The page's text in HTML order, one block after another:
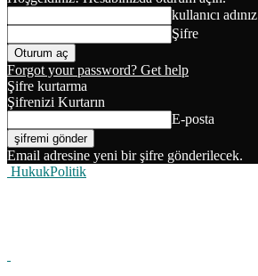
kullanıcı adınız
Şifre
Forgot your password? Get help
Şifre kurtarma
Şifrenizi Kurtarın
E-posta
Email adresine yeni bir şifre gönderilecek.
HukukPolitik